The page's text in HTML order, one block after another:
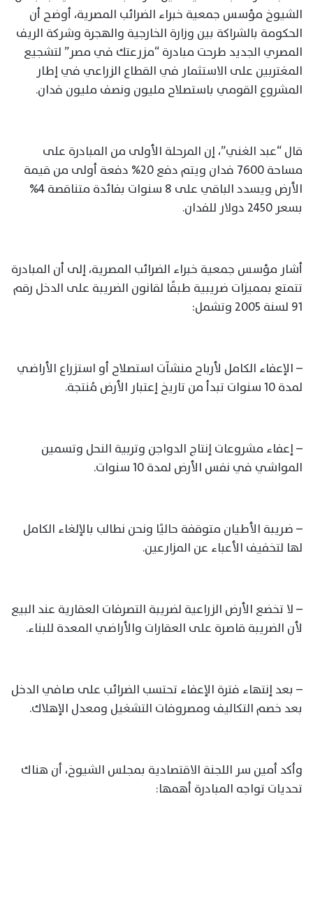
الشيوخ مؤسس جمعية خبراء الضرائب المصرية، أوضح أن
الحكومة بالشراكة بين وزارة الخارجية والهجرة وشركة الريف
المصري الجديد طرحت مبادرة “مزرعتك في مصر” لتشجيع
المغتربين على الاستثمار في القطاع الزراعي في إطار
المشروع القومي باستصلاح مليون ونصف مليون فدان.
قال “عبد الغني”، إن المرحلة الأولى من المبادرة على
مساحة 7600 فدان ويتم دفع 20% دفعة أولى من قيمة
الأرض ويسدد الباقي على 8 سنوات بفائدة متناقصة 4%
بسعر 2450 دولار للفدان.
أشار مؤسس جمعية خبراء الضرائب المصرية، إلى أن المبادرة
تتمتع بمميزات ضريبية طبقًا لقانون الضريبة على الدخل رقم
91 لسنة 2005 وتشمل:
– الإعفاء الكامل لأرباح منشآت استصلاح أو استزراع الأراضي
لمدة 10 سنوات تبدأ من تاريخ إعتبار الأرض مُنتجة.
– إعفاء مشروعات إنتاج الدواجن وتربية النحل وتسمين
المواشي في نفس الأرض لمدة 10 سنوات.
– ضريبة الأطيان متوقفة حاليًا ونحن نطالب بالإلغاء الكامل
لها لتخفيف الأعباء عن المزارعين.
– لا تخضع الأرض الزراعية لضريبة التصرفات العقارية عند البيع
لأن الضريبة قاصرة على العقارات والأراضي المعدة للبناء.
– بعد إنتهاء فترة الإعفاء تحتسب الضرائب على صافي الدخل
بعد خصم التكاليف ومصروفات التشغيل ومعدل الإهلاك.
وأكد أمين سر اللجنة الاقتصادية بمجلس الشيوخ، أن هناك
تحديات تواجه المبادرة أهمها: